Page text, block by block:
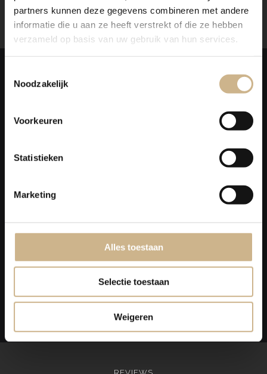
partners kunnen deze gegevens combineren met andere
informatie die u aan ze heeft verstrekt of die ze hebben
verzameld op basis van uw gebruik van hun services.
Noodzakelijk
Voorkeuren
Statistieken
Marketing
Alles toestaan
Selectie toestaan
Weigeren
INSPIREREN
News Flash
Bekijk Artikel